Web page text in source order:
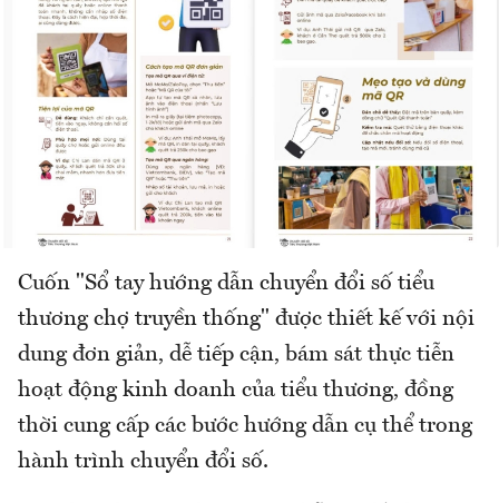
Cuốn "Sổ tay hướng dẫn chuyển đổi số tiểu
thương chợ truyền thống" được thiết kế với nội
dung đơn giản, dễ tiếp cận, bám sát thực tiễn
hoạt động kinh doanh của tiểu thương, đồng
thời cung cấp các bước hướng dẫn cụ thể trong
hành trình chuyển đổi số.